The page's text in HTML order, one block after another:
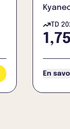
TD
En